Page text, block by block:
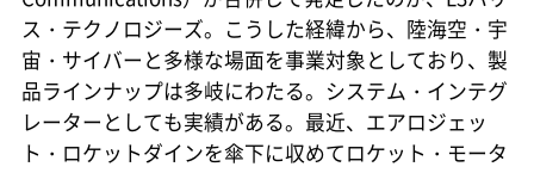
ス・テクノロジーズ。こうした経緯から、陸海空・宇
宙・サイバーと多様な場面を事業対象としており、製
品ラインナップは多岐にわたる。システム・インテグ
レーターとしても実績がある。最近、エアロジェッ
ト・ロケットダインを傘下に収めてロケット・モータ